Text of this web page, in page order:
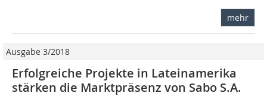
mehr
Ausgabe 3/2018
Erfolgreiche Projekte in Lateinamerika
stärken die Marktpräsenz von Sabo S.A.